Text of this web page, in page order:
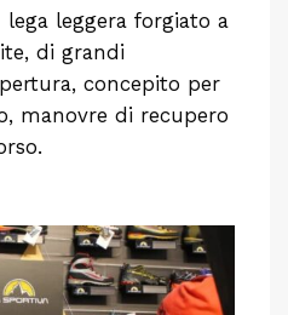
lega leggera forgiato a
di grandi
concepito per
manovre di recupero